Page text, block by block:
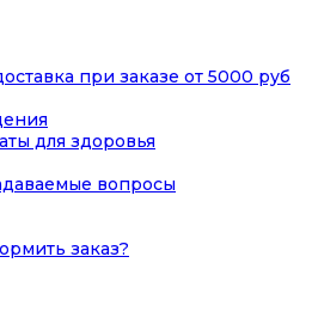
при заказе от 5000 руб
для здоровья
вопросы
заказ?